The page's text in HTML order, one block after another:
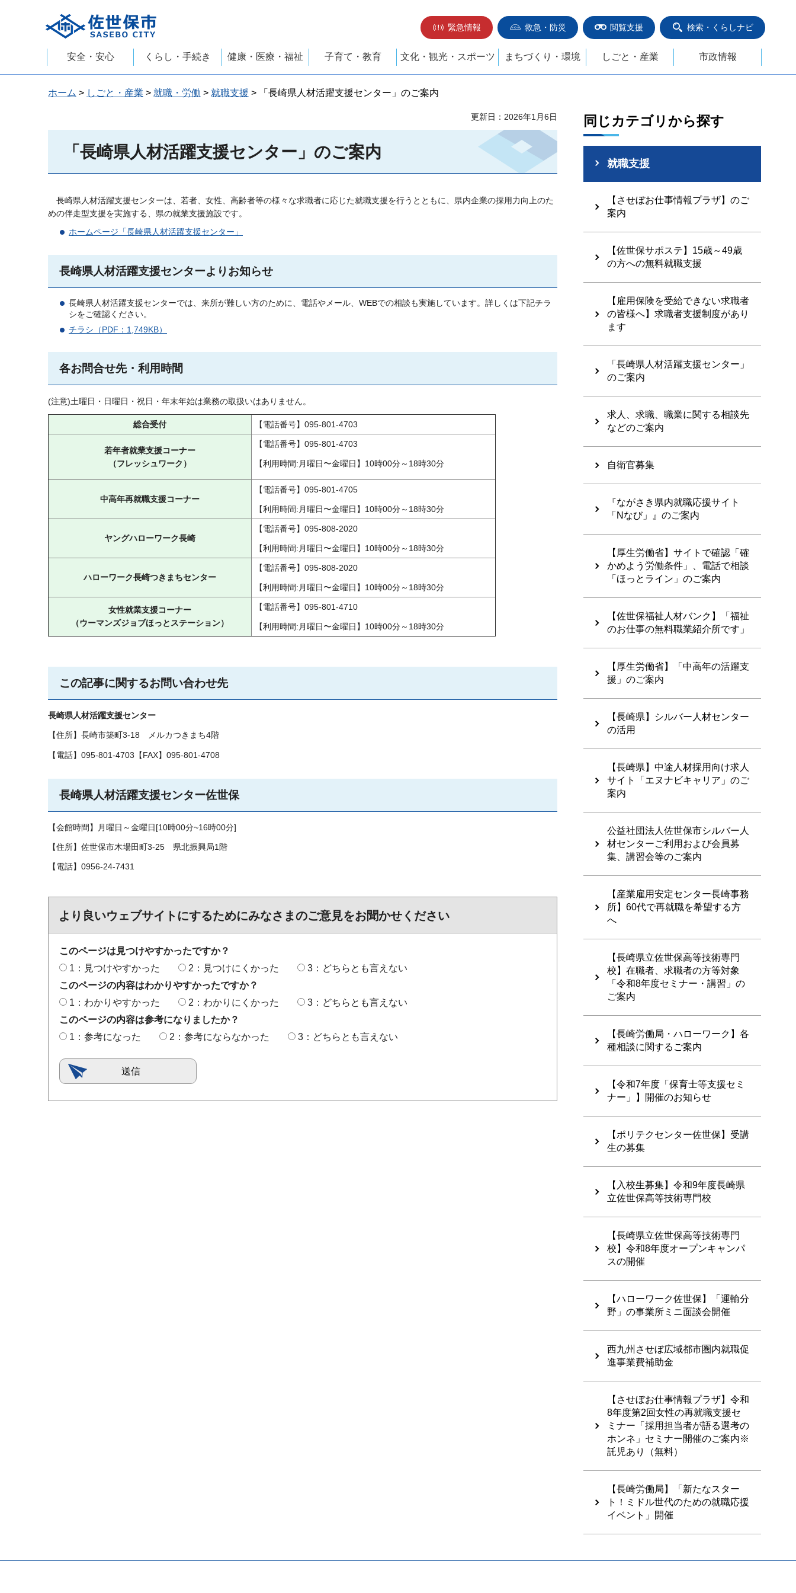
佐世保市
緊急情報
救急・防災 閲覧支援 検索・くらしナビ
安全・安心 くらし・手続き 健康・医療・福祉 子育て・教育 文化・観光・スポーツ まちづくり・環境 しごと・産業 市政情報
ホーム > しごと・産業 > 就職・労働 > 就職支援 > 「長崎県人材活躍支援センター」のご案内
更新日：2026年1月6日
「長崎県人材活躍支援センター」のご案内
長崎県人材活躍支援センターは、若者、女性、高齢者等の様々な求職者に応じた就職支援を行うとともに、県内企業の採用力向上のた
めの伴走型支援を実施する、県の就業支援施設です。
ホームページ「長崎県人材活躍支援センター」
長崎県人材活躍支援センターよりお知らせ
長崎県人材活躍支援センターでは、来所が難しい方のために、電話やメール、WEBでの相談も実施しています。詳しくは下記チラ
シをご確認ください。
チラシ（PDF：1,749KB）
各お問合せ先・利用時間
(注意)土曜日・日曜日・祝日・年末年始は業務の取扱いはありません。
総合受付 【電話番号】095-801-4703
若年者就業支援コーナー
（フレッシュワーク）
【電話番号】095-801-4703
【利用時間:月曜日〜金曜日】10時00分～18時30分
中高年再就職支援コーナー
【電話番号】095-801-4705
【利用時間:月曜日〜金曜日】10時00分～18時30分
ヤングハローワーク長崎
【電話番号】095-808-2020
【利用時間:月曜日〜金曜日】10時00分～18時30分
ハローワーク長崎つきまちセンター
【電話番号】095-808-2020
【利用時間:月曜日〜金曜日】10時00分～18時30分
女性就業支援コーナー
（ウーマンズジョブほっとステーション）
【電話番号】095-801-4710
【利用時間:月曜日〜金曜日】10時00分～18時30分
この記事に関するお問い合わせ先
長崎県人材活躍支援センター
【住所】長崎市築町3-18 メルカつきまち4階
【電話】095-801-4703【FAX】095-801-4708
長崎県人材活躍支援センター佐世保
【会館時間】月曜日～金曜日[10時00分~16時00分]
【住所】佐世保市木場田町3-25 県北振興局1階
【電話】0956-24-7431
より良いウェブサイトにするためにみなさまのご意見をお聞かせください
このページは見つけやすかったですか？
1：見つけやすかった
2：見つけにくかった
3：どちらとも言えない
このページの内容はわかりやすかったですか？
1：わかりやすかった
2：わかりにくかった
3：どちらとも言えない
このページの内容は参考になりましたか？
1：参考になった
2：参考にならなかった 3：どちらとも言えない
同じカテゴリから探す
就職支援
【させぼお仕事情報プラザ】のご
案内
【佐世保サポステ】15歳～49歳
の方への無料就職支援
【雇用保険を受給できない求職者
の皆様へ】求職者支援制度があり
ます
「長崎県人材活躍支援センター」
のご案内
求人、求職、職業に関する相談先
などのご案内
自衛官募集
『ながさき県内就職応援サイト
「Nなび」』のご案内
【厚生労働省】サイトで確認「確
かめよう労働条件」、電話で相談
「ほっとライン」のご案内
【佐世保福祉人材バンク】「福祉
のお仕事の無料職業紹介所です」
【厚生労働省】「中高年の活躍支
援」のご案内
【長崎県】シルバー人材センター
の活用
【長崎県】中途人材採用向け求人
サイト「エヌナビキャリア」のご
案内
公益社団法人佐世保市シルバー人
材センターご利用および会員募
集、講習会等のご案内
【産業雇用安定センター長崎事務
所】60代で再就職を希望する方
へ
【長崎県立佐世保高等技術専門
校】在職者、求職者の方等対象
「令和8年度セミナー・講習」の
ご案内
【長崎労働局・ハローワーク】各
種相談に関するご案内
【令和7年度「保育士等支援セミ
ナー」】開催のお知らせ
【ポリテクセンター佐世保】受講
生の募集
【入校生募集】令和9年度長崎県
立佐世保高等技術専門校
【長崎県立佐世保高等技術専門
校】令和8年度オープンキャンパ
スの開催
【ハローワーク佐世保】「運輸分
野」の事業所ミニ面談会開催
西九州させぼ広域都市圏内就職促
進事業費補助金
【させぼお仕事情報プラザ】令和
8年度第2回女性の再就職支援セ
ミナー「採用担当者が語る選考の
ホンネ」セミナー開催のご案内※
託児あり（無料）
【長崎労働局】「新たなスター
ト！ミドル世代のための就職応援
イベント」開催